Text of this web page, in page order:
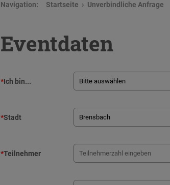
Navigation: Startseite Unverbindliche Anfrage
Eventdaten
*Ich bin...
*Stadt
*Teilnehmer